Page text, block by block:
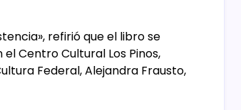
refirió que el libro se
Centro Cultural Los Pinos,
Federal, Alejandra Frausto,